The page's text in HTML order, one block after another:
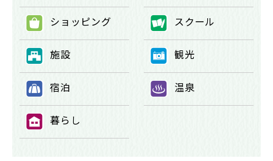
⑤ ショッピング ⑥ スクール
⑦ 施設 ⑧ 観光
⑨ 宿泊 ⑩ 温泉
⑪ 暮らし